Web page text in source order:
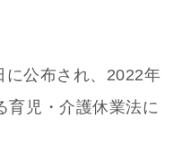
公布され、2022年
育児・介護休業法に